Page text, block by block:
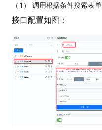
（1） 调用根据条件搜索表
接口配置如图：